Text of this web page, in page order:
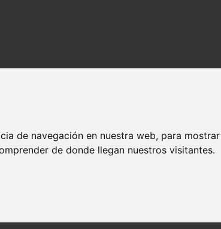
de navegación en nuestra web, para
de donde llegan nuestros visitantes.